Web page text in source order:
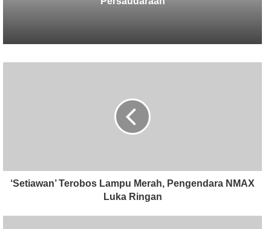
‘Setiawan’ Terobos Lampu Merah, Pengendara NMAX
Luka Ringan